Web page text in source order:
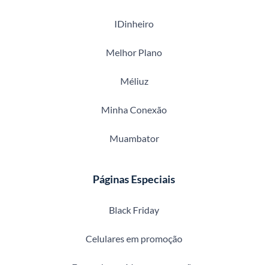
IDinheiro
Melhor Plano
Méliuz
Minha Conexão
Muambator
Páginas Especiais
Black Friday
Celulares em promoção